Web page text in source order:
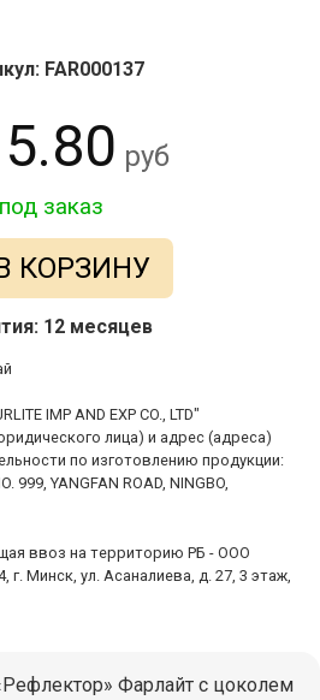
FAR000137
5.80 руб
под заказ
КОРЗИНУ
12 месяцев
IMP AND EXP CO., LTD"
лица) и адрес (адреса)
по изготовлению продукции:
999, YANGFAN ROAD, NINGBO,
ввоз на территорию РБ - ООО
Минск, ул. Асаналиева, д. 27, 3 этаж,
Фарлайт с цоколем